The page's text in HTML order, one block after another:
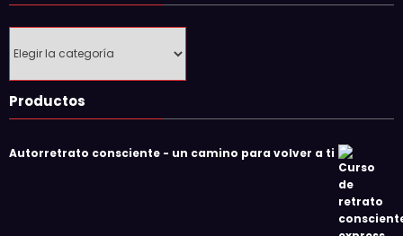
Productos
Autorretrato consciente - un camino para volver a ti